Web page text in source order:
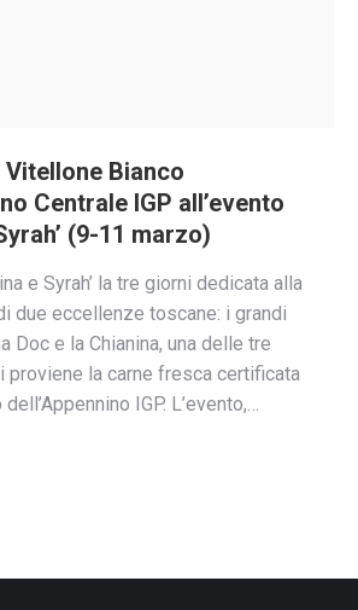
Bianco
Centrale IGP all’evento
(9-11 marzo)
e Syrah’ la tre giorni dedicata alla
due eccellenze toscane: i grandi
Doc e la Chianina, una delle tre
proviene la carne fresca certificata
IGP. L’evento,…